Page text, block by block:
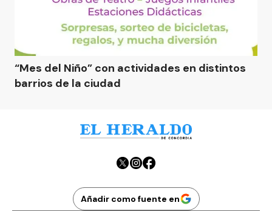
“Mes del Niño” con actividades en distintos
barrios de la ciudad
Añadir como fuente en